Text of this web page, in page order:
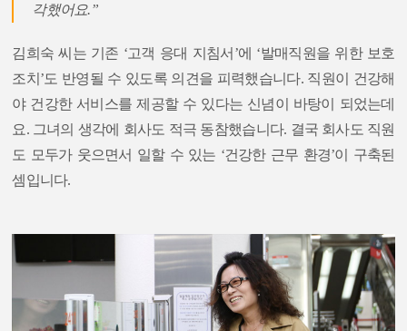
각했어요.”
김희숙 씨는 기존 ‘고객 응대 지침서’에 ‘발매직원을 위한 보호
조치’도 반영될 수 있도록 의견을 피력했습니다. 직원이 건강해
야 건강한 서비스를 제공할 수 있다는 신념이 바탕이 되었는데
요. 그녀의 생각에 회사도 적극 동참했습니다. 결국 회사도 직원
도 모두가 웃으면서 일할 수 있는 ‘건강한 근무 환경’이 구축된
셈입니다.